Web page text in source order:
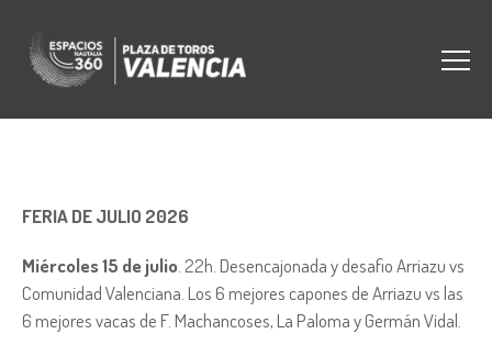
FERIA DE JULIO 2026
Miércoles 15 de julio . 22h. Desencajonada y desafio Arriazu vs
Comunidad Valenciana. Los 6 mejores capones de Arriazu vs las
6 mejores vacas de F. Machancoses, La Paloma y Germán Vidal.